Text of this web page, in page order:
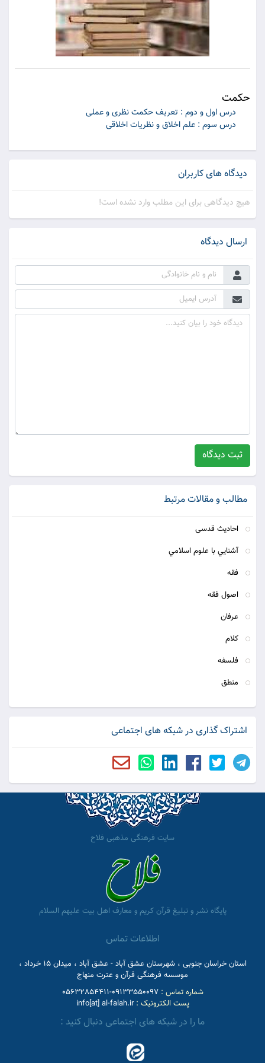
حكمت
درس اول و دوم : تعريف حكمت نظرى و عملى
درس سوم : علم اخلاق و نظريات اخلاقى
دیدگاه های کاربران
هیچ دیدگاهی برای این مطلب وارد نشده است!
ارسال دیدگاه
ثبت دیدگاه
مطالب و مقالات مرتبط
احادیث قدسی
آشنايي با علوم اسلامي
فقه
اصول فقه
عرفان
كلام
فلسفه
منطق
اشتراک گذاری در شبکه های اجتماعی
سایت فرهنگی مذهبی فلاح
پایگاه نشر و تبلیغ قرآن کریم و معارف اهل بیت علیهم السلام
اطلاعات تماس
استان خراسان جنوبی ، شهرستان عشق آباد - عشق آباد ، میدان 15 خرداد ،
موسسه فرهنگی قرآن و عترت منهاج
شماره تماس :09133550097-05632854411
پست الکترونیک :info[at] al-falah.ir
ما را در شبکه های اجتماعی دنبال کنید :